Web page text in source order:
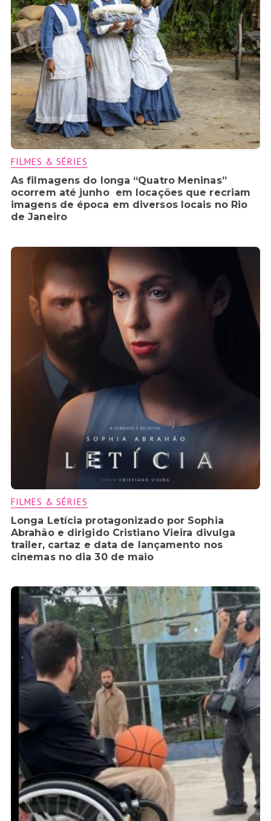
FILMES & SÉRIES
As filmagens do longa “Quatro Meninas”
ocorrem até junho em locações que recriam
imagens de época em diversos locais no Rio
de Janeiro
FILMES & SÉRIES
Longa Letícia protagonizado por Sophia
Abrahão e dirigido Cristiano Vieira divulga
trailer, cartaz e data de lançamento nos
cinemas no dia 30 de maio